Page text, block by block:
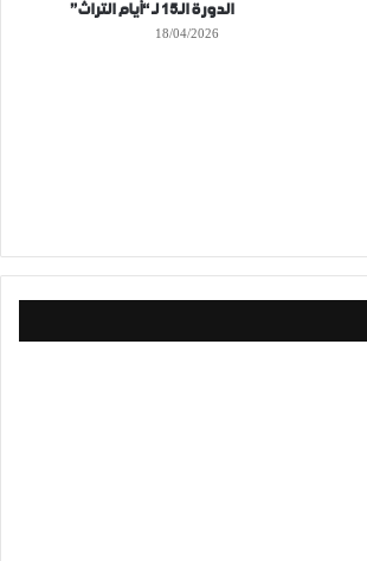
الدورة الـ15 لـ “أيام التراث”
18/04/2026